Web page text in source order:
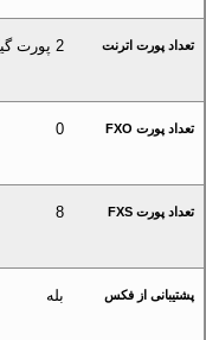
تعداد پورت اترنت 2 پورت گیگابیت اترنت
تعداد پورت FXO 0
تعداد پورت FXS 8
پشتیبانی از فکس بله